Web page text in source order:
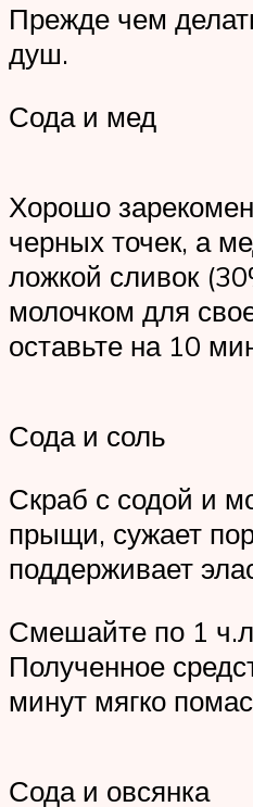
Прежде чем
душ.
Сода и мед
Хорошо
черных точек, а
ложкой сливок
молочком для
оставьте на 10
Сода и соль
Скраб с содой и
прыщи, сужает
поддерживает
Смешайте по 1
Полученное
минут мягко
Сода и овсянка